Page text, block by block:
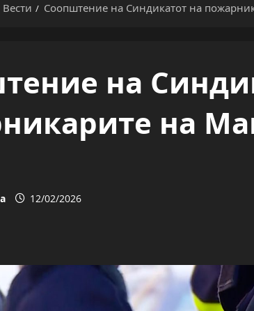
Вести Соопштение на Синдикатот на
на
на
12/02/2026